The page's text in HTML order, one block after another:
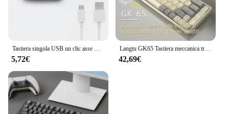
Tastiera singola USB un clic asse meccanico cablato entra tastiera meccanica Macro personalizzata Mouse a chiave calda One Click Mini Keyboar
5,72€
Langtu GK65 Tastiera meccanica tri-modale 65 tasti 65% Layout Asse dorato/Asse argento Struttura guarnizione luce hot-swap Ufficio e-sport
42,69€